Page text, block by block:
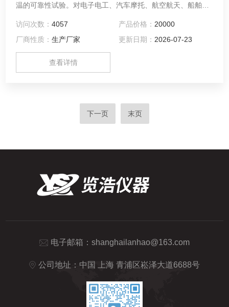
温的可靠性试验。对电子电工、汽车摩托、航空航天、船舶兵
温循环变化的情况下，检验其各项性能指标。产品具有较宽的
温度控制范围
访问次数：4057 产品价格： 20000
厂商性质：生产厂家 更新日期： 2026-07-23
查看详情
下一页 末页
电子邮箱： shanghailanhao@163.com
公司地址：中国 上海 青浦区崧泽大道6688号